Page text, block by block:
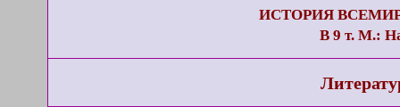
ИСТОРИЯ
В 9 т. М.: